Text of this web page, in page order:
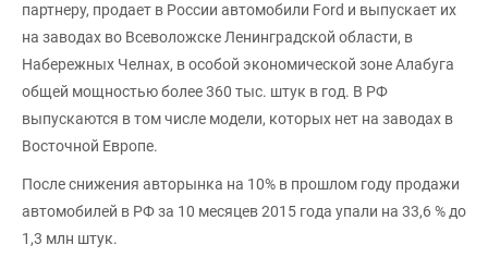
партнеру, продает в России автомобили Ford и выпускает их
на заводах во Всеволожске Ленинградской области, в
Набережных Челнах, в особой экономической зоне Алабуга
общей мощностью более 360 тыс. штук в год. В РФ
выпускаются в том числе модели, которых нет на заводах в
Восточной Европе.
После снижения авторынка на 10% в прошлом году продажи
автомобилей в РФ за 10 месяцев 2015 года упали на 33,6 % до
1,3 млн штук.